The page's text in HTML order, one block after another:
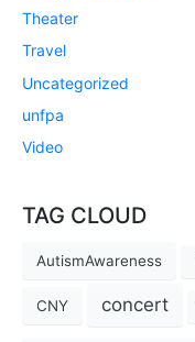
Theater
Travel
Uncategorized
unfpa
Video
TAG CLOUD
AutismAwareness
CNY concert